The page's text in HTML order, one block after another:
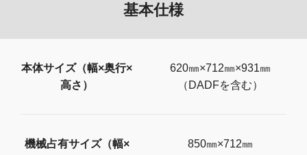
基本仕様
本体サイズ（幅×奥行×
高さ）
620㎜×712㎜×931㎜
（DADFを含む）
機械占有サイズ（幅×
850㎜×712㎜